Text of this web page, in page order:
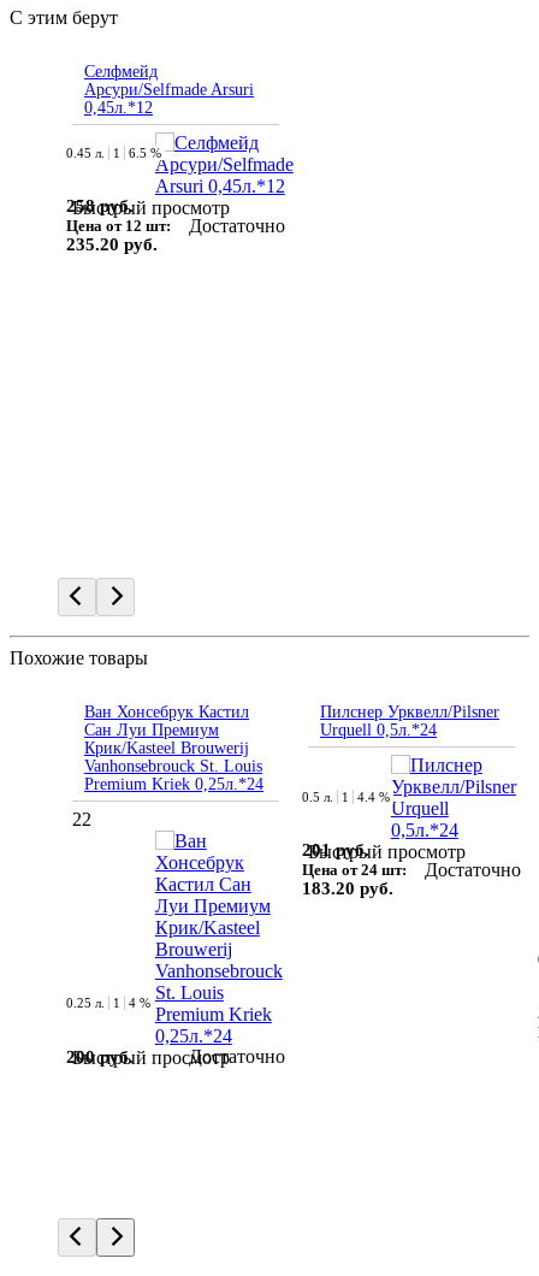
С этим берут
Селфмейд
Арсури/Selfmade Arsuri
0,45л.*12
Быстрый просмотр
0.45 л. 1 6.5 %
258 руб.
Цена от 12 шт:
235.20 руб.
Достаточно
Похожие товары
Ван Хонсебрук Кастил
Сан Луи Премиум
Крик/Kasteel Brouwerij
Vanhonsebrouck St. Louis
Premium Kriek 0,25л.*24
22
Быстрый просмотр
0.25 л. 1 4 %
200 руб. Достаточно
Пилснер Урквелл/Pilsner
Urquell 0,5л.*24
Быстрый просмотр
0.5 л. 1 4.4 %
201 руб.
Цена от 24 шт:
183.20 руб.
Достаточно